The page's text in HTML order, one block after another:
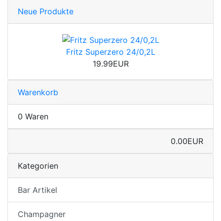
Neue Produkte
Fritz Superzero 24/0,2L
19.99EUR
Warenkorb
0 Waren
0.00EUR
Kategorien
Bar Artikel
Champagner